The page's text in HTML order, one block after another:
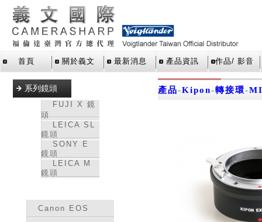
首頁 關於義文 最新消息 產品資訊 作品/ 影音
系列鏡頭
FUJI X 鏡
頭
LEICA SL
鏡頭
SONY E
鏡頭
LEICA M
鏡頭
Canon EOS
產品-Kipon-轉接環-